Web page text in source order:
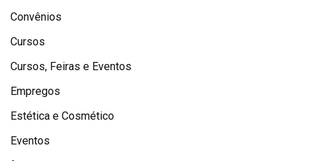
Convênios
Cursos
Cursos, Feiras e Eventos
Empregos
Estética e Cosmético
Eventos